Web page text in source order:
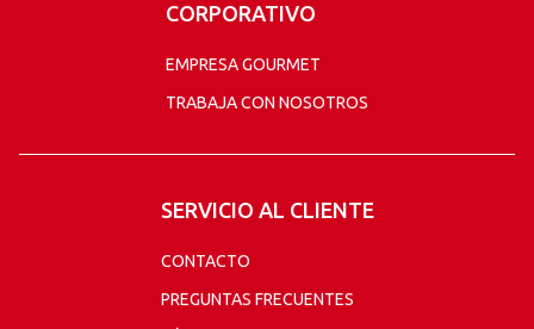
CORPORATIVO
EMPRESA GOURMET
TRABAJA CON NOSOTROS
SERVICIO AL CLIENTE
CONTACTO
PREGUNTAS FRECUENTES